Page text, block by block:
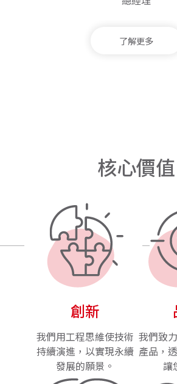
了解更多
核心價值
創新
我們用工程思維使技術
持續演進，以實現永續
發展的願景。
我們致
產品，
讓